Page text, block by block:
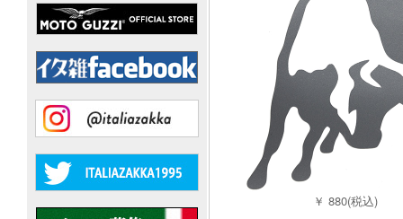
￥ 880(税込)